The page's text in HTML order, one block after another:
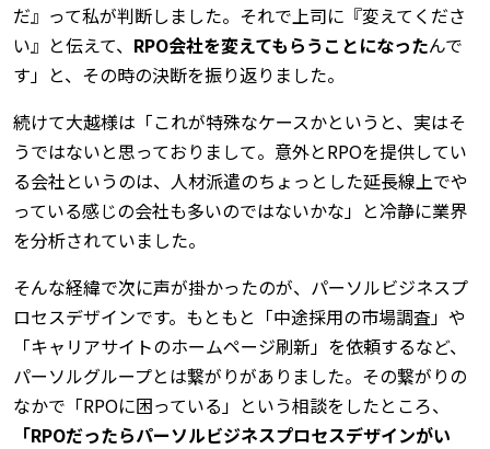
だ』って私が判断しました。それで上司に『変えてくださ
い』と伝えて、 RPO会社を変えてもらうことになったんで
す」と、その時の決断を振り返りました。
続けて大越様は「これが特殊なケースかというと、実はそ
うではないと思っておりまして。意外とRPOを提供してい
る会社というのは、人材派遣のちょっとした延長線上でや
っている感じの会社も多いのではないかな」と冷静に業界
を分析されていました。
そんな経緯で次に声が掛かったのが、パーソルビジネスプ
ロセスデザインです。もともと「中途採用の市場調査」や
「キャリアサイトのホームページ刷新」を依頼するなど、
パーソルグループとは繋がりがありました。その繋がりの
なかで「RPOに困っている」という相談をしたところ、
「RPOだったらパーソルビジネスプロセスデザインがい